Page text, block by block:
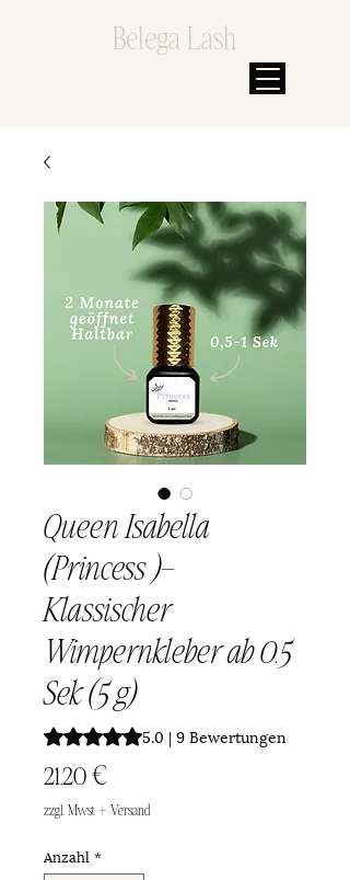
Belega Lash
Queen Isabella
(Princess )–
Klassischer
Wimpernkleber ab 0.5
Sek (5 g)
Das Rating beträgt 5.0 von fünf
5.0 | 9 Bewertungen
21,20 €Preis
zzgl. Mwst + Versand
Anzahl *